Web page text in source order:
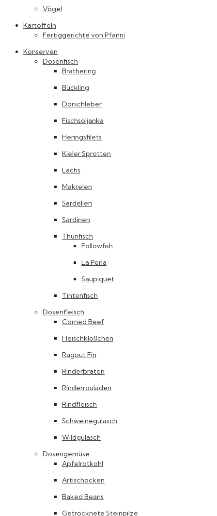
Vögel
Kartoffeln
Fertiggerichte von Pfanni
Konserven
Dosenfisch
Brathering
Bückling
Dorschleber
Fischsoljanka
Heringsfilets
Kieler Sprotten
Lachs
Makrelen
Sardellen
Sardinen
Thunfisch
Followfish
La Perla
Saupiquet
Tintenfisch
Dosenfleisch
Corned Beef
Fleischklößchen
Ragout Fin
Rinderbraten
Rinderrouladen
Rindfleisch
Schweinegulasch
Wildgulasch
Dosengemüse
Apfelrotkohl
Artischocken
Baked Beans
Getrocknete Steinpilze